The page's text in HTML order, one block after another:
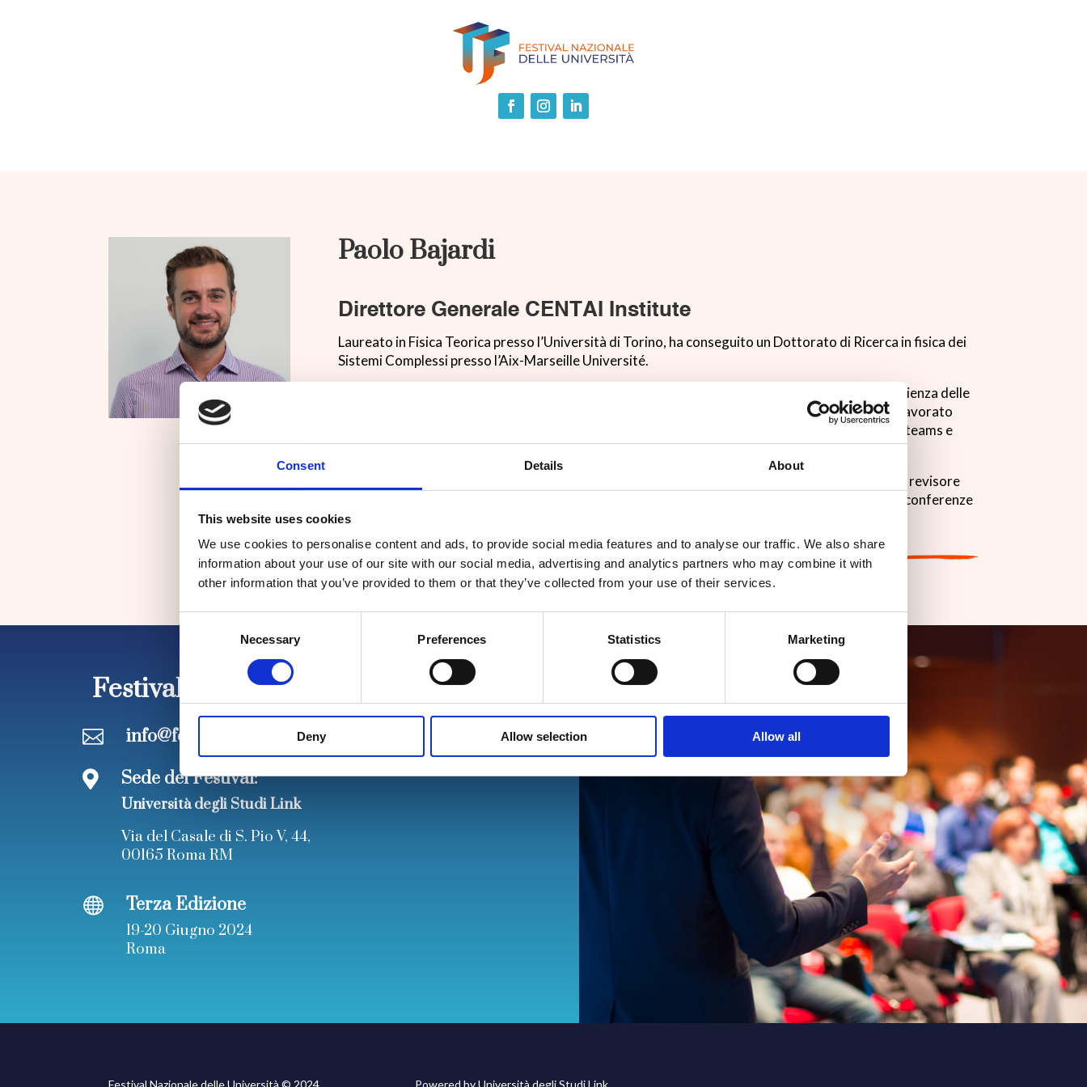
Consent Details About
This website uses cookies
We use cookies to personalise content and ads, to provide social media features and to analyse our traffic. We also share
information about your use of our site with our social media, advertising and analytics partners who may combine it with
other information that you’ve provided to them or that they’ve collected from your use of their services.
Necessary Preferences Statistics Marketing
Deny Allow selection Allow all
Paolo Bajardi
Direttore Generale CENTAI Institute
Laureato in Fisica Teorica presso l’Università di Torino, ha conseguito un Dottorato di Ricerca in fisica dei
Sistemi Complessi presso l’Aix-Marseille Université.
Ha condotto lavori di ricerca al confine tra diverse discipline: epidemiologia computazionale, scienza delle
reti, scienze sociali computazionali e explainable artificial intelligence. Negli ultimi otto anni ha lavorato
all’interfaccia tra il mondo della Ricerca accademica e la Ricerca industriale guidando progetti, teams e
partnerships strategiche. Nel 2022 è stato co-fondatore di CENTAI Institute.
Ha pubblicato più di 30 articoli scientifici su riviste internazionali e conferenze peer-reviewed, è revisore
per riviste scientifiche internazionali ed è stato membro del comitato organizzatore di diverse conferenze
internazionali focalizzate su network and data science, machine learning e advanced analytics.
Festival Nazionale delle Università
 info@festivalnazionaleuniversita.it
 Sede del Festival:
Università degli Studi Link
Via del Casale di S. Pio V, 44,
00165 Roma RM
 Terza Edizione
19-20 Giugno 2024
Roma